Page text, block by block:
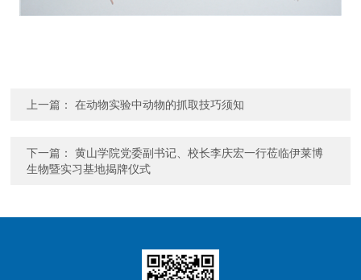
上一篇：在动物实验中动物的抓取技巧须知
下一篇：黄山学院党委副书记、校长李庆宏一行莅临伊莱博
生物暨实习基地揭牌仪式